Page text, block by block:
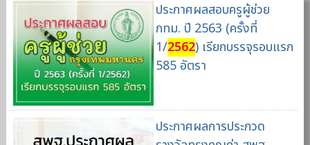
ประกาศผลสอบครูผู้ช่วย
กทม. ปี 2563 (ครั้งที่
1/2562) เรียกบรรจุรอบแรก
585 อัตรา
ประกาศผลการประกวด